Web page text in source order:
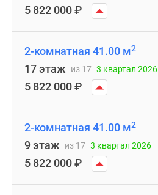
5 822 000₽
2-комнатная 41.00 м2
17 этаж из 17 3 квартал 2026
5 822 000₽
2-комнатная 41.00 м2
9 этаж из 17 3 квартал 2026
5 822 000₽